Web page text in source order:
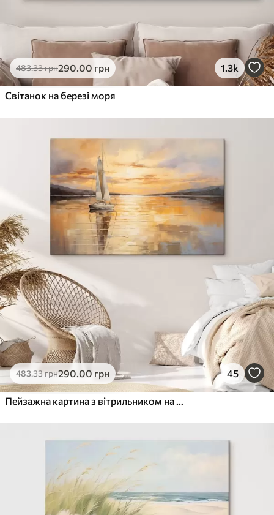
483.33грн290.00 грн 1.3k
Світанок на березі моря
483.33грн290.00 грн 45
Пейзажна картина з вітрильником на тлі спокійного моря, помаранчево-жовтого неба, далеких гір